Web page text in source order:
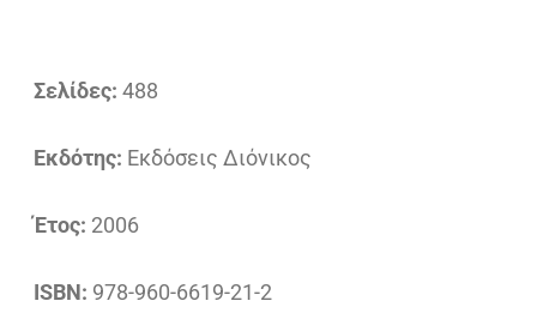
Σελίδες: 488
Εκδότης: Εκδόσεις Διόνικος
Έτος: 2006
ISBN: 978-960-6619-21-2